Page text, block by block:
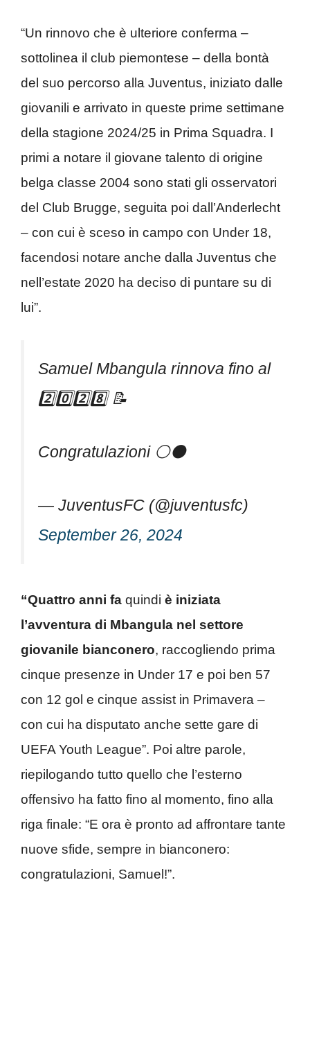
“Un rinnovo che è ulteriore conferma –
sottolinea il club piemontese – della bontà
del suo percorso alla Juventus, iniziato dalle
giovanili e arrivato in queste prime settimane
della stagione 2024/25 in Prima Squadra. I
primi a notare il giovane talento di origine
belga classe 2004 sono stati gli osservatori
del Club Brugge, seguita poi dall’Anderlecht
– con cui è sceso in campo con Under 18,
facendosi notare anche dalla Juventus che
nell’estate 2020 ha deciso di puntare su di
lui”.
Samuel Mbangula rinnova fino al
2️⃣0️⃣2️⃣8️⃣ 📝
Congratulazioni ⚪️⚫️
— JuventusFC (@juventusfc)
September 26, 2024
“Quattro anni fa quindi è iniziata
l’avventura di Mbangula nel settore
giovanile bianconero, raccogliendo prima
cinque presenze in Under 17 e poi ben 57
con 12 gol e cinque assist in Primavera –
con cui ha disputato anche sette gare di
UEFA Youth League”. Poi altre parole,
riepilogando tutto quello che l’esterno
offensivo ha fatto fino al momento, fino alla
riga finale: “E ora è pronto ad affrontare tante
nuove sfide, sempre in bianconero:
congratulazioni, Samuel!”.